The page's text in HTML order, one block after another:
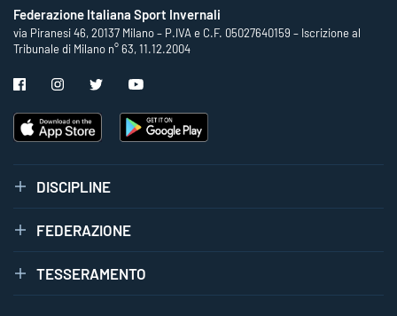
Federazione Italiana Sport Invernali
via Piranesi 46, 20137 Milano – P.IVA e C.F. 05027640159 – Iscrizione al
Tribunale di Milano n° 63, 11.12.2004
DISCIPLINE
FEDERAZIONE
TESSERAMENTO